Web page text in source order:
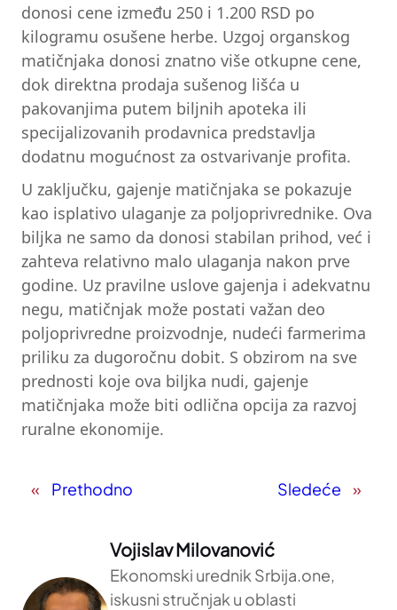
donosi cene između 250 i 1.200 RSD po
kilogramu osušene herbe. Uzgoj organskog
matičnjaka donosi znatno više otkupne cene,
dok direktna prodaja sušenog lišća u
pakovanjima putem biljnih apoteka ili
specijalizovanih prodavnica predstavlja
dodatnu mogućnost za ostvarivanje profita.
U zaključku, gajenje matičnjaka se pokazuje
kao isplativo ulaganje za poljoprivrednike. Ova
biljka ne samo da donosi stabilan prihod, već i
zahteva relativno malo ulaganja nakon prve
godine. Uz pravilne uslove gajenja i adekvatnu
negu, matičnjak može postati važan deo
poljoprivredne proizvodnje, nudeći farmerima
priliku za dugoročnu dobit. S obzirom na sve
prednosti koje ova biljka nudi, gajenje
matičnjaka može biti odlična opcija za razvoj
ruralne ekonomije.
« Prethodno Sledeće »
Vojislav Milovanović
Ekonomski urednik Srbija.one,
iskusni stručnjak u oblasti